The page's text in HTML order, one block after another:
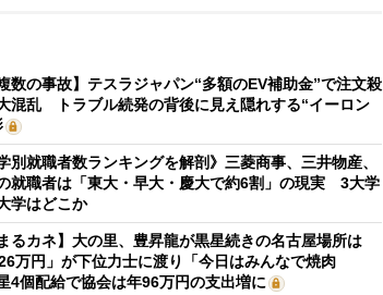
数の事故】テスラジャパン“多額のEV補助金”で注文殺
混乱 トラブル続発の背後に見え隠れする“イーロン
別就職者数ランキングを解剖》三菱商事、三井物産、
就職者は「東大・早大・慶大で約6割」の現実 3大学
学はどこか
るカネ】大の里、豊昇龍が黒星続きの名古屋場所は
万円」が下位力士に渡り「今日はみんなで焼肉
個配給で協会は年96万円の支出増に